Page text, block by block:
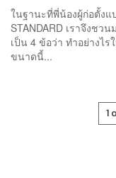
ในฐานะที่พี่น้องผู้ก่อตั้งแ
STANDARD เราจึงชว
เป็น 4 ข้อว่า ทำอย่างไร
ขนาดนี้...
1